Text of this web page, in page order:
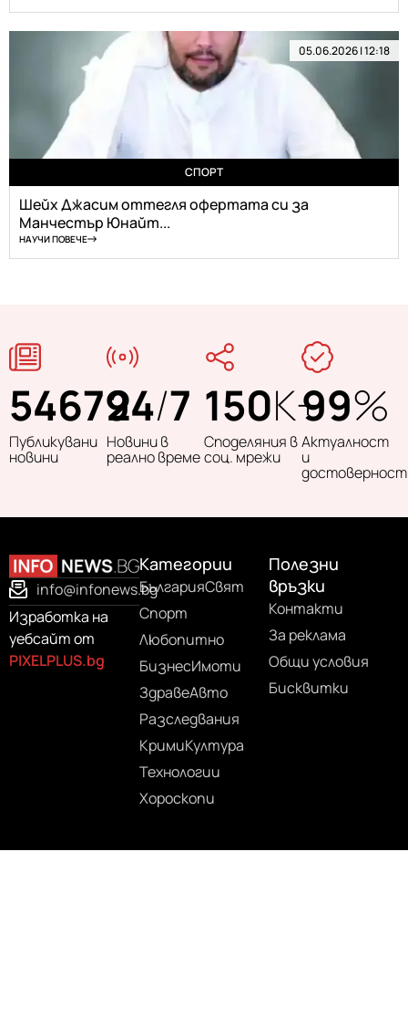
05.06.2026 | 12:18
СПОРТ
Шейх Джасим оттегля офертата си за
Манчестър Юнайт...
НАУЧИ ПОВЕЧЕ
54679
Публикувани
новини
24/7
Новини в
реално време
150K+
Споделяния в
соц. мрежи
99%
Актуалност
и
достоверност
info@infonews.bg
Изработка на
уебсайт от
PIXELPLUS.bg
Категории
БългарияСвят
Спорт
Любопитно
БизнесИмоти
ЗдравеАвто
Разследвания
КримиКултура
Технологии
Хороскопи
Полезни
връзки
Контакти
За реклама
Общи условия
Бисквитки